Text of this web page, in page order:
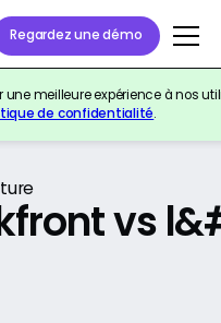
Regardez une démo
meilleure expérience à nos
de confidentialité.
vs